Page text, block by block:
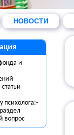
НОВОСТИ
и
психолога:-
вопрос